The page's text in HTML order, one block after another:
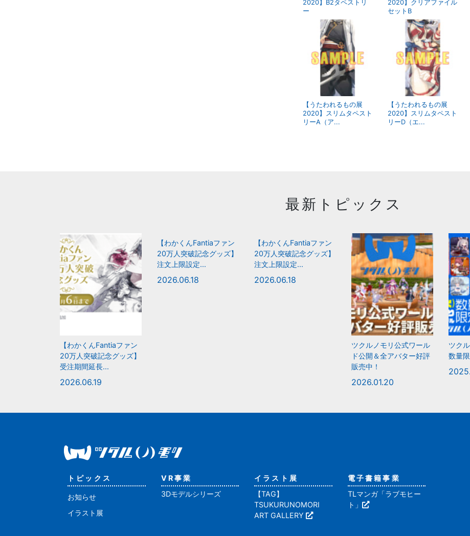
2020】B2タペストリ
ー
2020】クリアファイル
セットB
【うたわれるもの展
2020】スリムタペスト
リーA（ア...
【うたわれるもの展
2020】スリムタペスト
リーD（エ...
最新トピックス
【わかくんFantiaファン
20万人突破記念グッズ】
受注期間延長...
2026.06.19
【わかくんFantiaファン
20万人突破記念グッズ】
注文上限設定...
2026.06.18
【わかくんFantiaファン
20万人突破記念グッズ】
注文上限設定...
2026.06.18
ツクルノモリ公式ワール
ド公開＆全アバター好評
販売中！
2026.01.20
ツク
数量
トピックス
お知らせ
イラスト展
VR事業
3Dモデルシリーズ
イラスト展
【TAG】
TSUKURUNOMORI
ART GALLERY
電子書籍事業
TLマンガ「ラブモヒー
ト」